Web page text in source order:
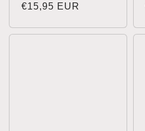
Normale
€15,95 EUR